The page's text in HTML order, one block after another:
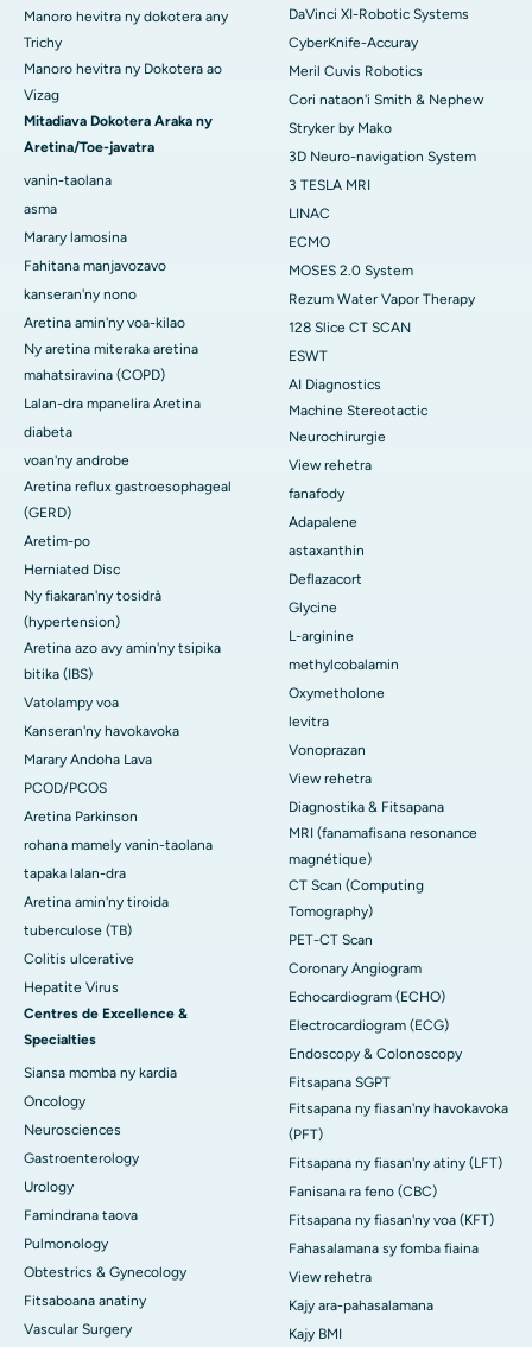
Manoro hevitra ny dokotera any
Trichy
Manoro hevitra ny Dokotera ao
Vizag
Mitadiava Dokotera Araka ny
Aretina/Toe-javatra
vanin-taolana
asma
Marary lamosina
Fahitana manjavozavo
kanseran'ny nono
Aretina amin'ny voa-kilao
Ny aretina miteraka aretina
mahatsiravina (COPD)
Lalan-dra mpanelira Aretina
diabeta
voan'ny androbe
Aretina reflux gastroesophageal
(GERD)
Aretim-po
Herniated Disc
Ny fiakaran'ny tosidrà
(hypertension)
Aretina azo avy amin'ny tsipika
bitika (IBS)
Vatolampy voa
Kanseran'ny havokavoka
Marary Andoha Lava
PCOD/PCOS
Aretina Parkinson
rohana mamely vanin-taolana
tapaka lalan-dra
Aretina amin'ny tiroida
tuberculose (TB)
Colitis ulcerative
Hepatite Virus
Centres de Excellence &
Specialties
Siansa momba ny kardia
Oncology
Neurosciences
Gastroenterology
Urology
Famindrana taova
Pulmonology
Obtestrics & Gynecology
Fitsaboana anatiny
Vascular Surgery
DaVinci XI-Robotic Systems
CyberKnife-Accuray
Meril Cuvis Robotics
Cori nataon'i Smith & Nephew
Stryker by Mako
3D Neuro-navigation System
3 TESLA MRI
LINAC
ECMO
MOSES 2.0 System
Rezum Water Vapor Therapy
128 Slice CT SCAN
ESWT
AI Diagnostics
Machine Stereotactic
Neurochirurgie
View rehetra
fanafody
Adapalene
astaxanthin
Deflazacort
Glycine
L-arginine
methylcobalamin
Oxymetholone
levitra
Vonoprazan
View rehetra
Diagnostika & Fitsapana
MRI (fanamafisana resonance
magnétique)
CT Scan (Computing
Tomography)
PET-CT Scan
Coronary Angiogram
Echocardiogram (ECHO)
Electrocardiogram (ECG)
Endoscopy & Colonoscopy
Fitsapana SGPT
Fitsapana ny fiasan'ny havokavoka
(PFT)
Fitsapana ny fiasan'ny atiny (LFT)
Fanisana ra feno (CBC)
Fitsapana ny fiasan'ny voa (KFT)
Fahasalamana sy fomba fiaina
View rehetra
Kajy ara-pahasalamana
Kajy BMI